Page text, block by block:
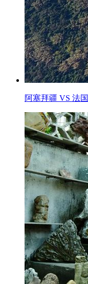
阿塞拜疆 VS 法国